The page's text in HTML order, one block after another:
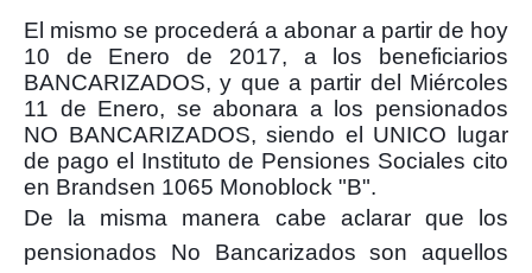
El mismo se procederá a abonar a partir de hoy
10 de Enero de 2017, a los beneficiarios
BANCARIZADOS, y que a partir del Miércoles
11 de Enero, se abonara a los pensionados
NO BANCARIZADOS, siendo el UNICO lugar
de pago el Instituto de Pensiones Sociales cito
en Brandsen 1065 Monoblock "B".
De la misma manera cabe aclarar que los
pensionados No Bancarizados son aquellos